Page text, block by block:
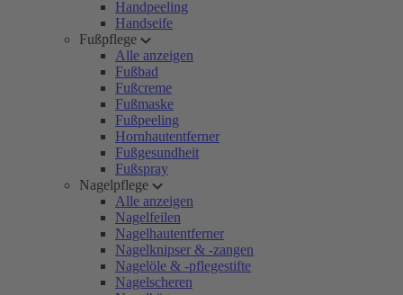
Handpeeling
Handseife
Fußpflege
Alle anzeigen
Fußbad
Fußcreme
Fußmaske
Fußpeeling
Hornhautentferner
Fußgesundheit
Fußspray
Nagelpflege
Alle anzeigen
Nagelfeilen
Nagelhautentferner
Nagelknipser & -zangen
Nagelöle & -pflegestifte
Nagelscheren